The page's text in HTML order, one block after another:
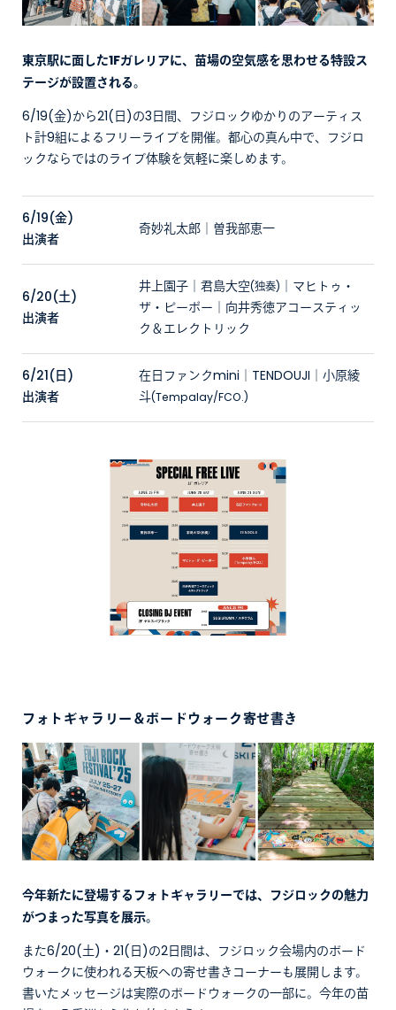
東京駅に面した1Fガレリアに、苗場の空気感を思わせる特設ス
テージが設置される。
6/19(金)から21(日)の3日間、フジロックゆかりのアーティス
ト計9組によるフリーライブを開催。都心の真ん中で、フジロ
ックならではのライブ体験を気軽に楽しめます。
6/19(金)
出演者
奇妙礼太郎｜曽我部恵⼀
6/20(土)
出演者
井上園子｜君島⼤空(独奏) ｜マヒトゥ・
ザ・ピーポー｜ 向井秀徳アコースティッ
ク＆エレクトリック
6/21(日)
出演者
在⽇ファンクmini｜TENDOUJI｜⼩原綾
⽃(Tempalay/FCO.)
フォトギャラリー＆ボードウォーク寄せ書き
今年新たに登場するフォトギャラリーでは、フジロックの魅力
がつまった写真を展示。
また6/20(土)・21(日)の2日間は、フジロック会場内のボード
ウォークに使われる天板への寄せ書きコーナーも展開します。
書いたメッセージは実際のボードウォークの一部に。今年の苗